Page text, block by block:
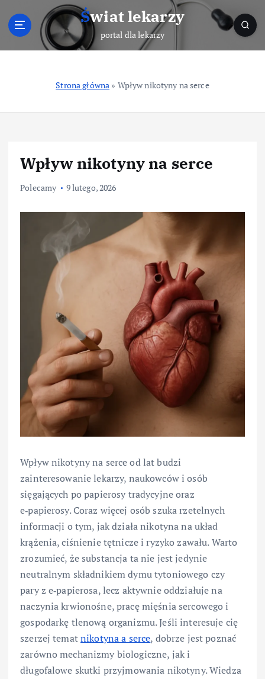
n
Świat lekarzy
portal dla lekarzy
Strona główna » Wpływ nikotyny na serce
Wpływ nikotyny na serce
Polecamy 9 lutego, 2026
Wpływ nikotyny na serce od lat budzi
zainteresowanie lekarzy, naukowców i osób
sięgających po papierosy tradycyjne oraz
e‑papierosy. Coraz więcej osób szuka rzetelnych
informacji o tym, jak działa nikotyna na układ
krążenia, ciśnienie tętnicze i ryzyko zawału. Warto
zrozumieć, że substancja ta nie jest jedynie
neutralnym składnikiem dymu tytoniowego czy
pary z e‑papierosa, lecz aktywnie oddziałuje na
naczynia krwionośne, pracę mięśnia sercowego i
gospodarkę tlenową organizmu. Jeśli interesuje cię
szerzej tematnikotyna a serce, dobrze jest poznać
zarówno mechanizmy biologiczne, jak i
długofalowe skutki przyjmowania nikotyny. Wiedza